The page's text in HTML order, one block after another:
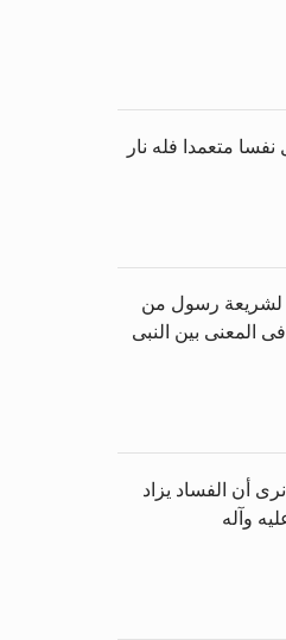
متعمدا فله نار
لشريعة رسول من
المعنى بين النبى
أن الفساد يزاد
وآله